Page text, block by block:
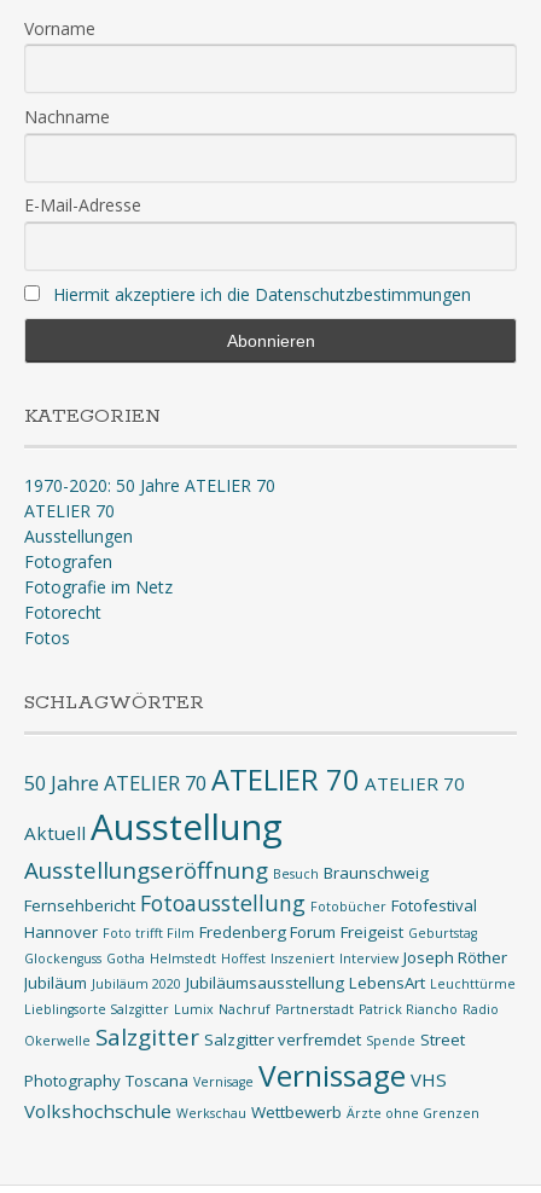
Vorname
Nachname
E-Mail-Adresse
Hiermit akzeptiere ich die Datenschutzbestimmungen
KATEGORIEN
1970-2020: 50 Jahre ATELIER 70
ATELIER 70
Ausstellungen
Fotografen
Fotografie im Netz
Fotorecht
Fotos
SCHLAGWÖRTER
50 Jahre ATELIER 70 ATELIER 70 ATELIER 70
Aktuell Ausstellung
Ausstellungseröffnung Besuch Braunschweig
Fernsehbericht Fotoausstellung Fotobücher Fotofestival
Hannover Foto trifft Film Fredenberg Forum Freigeist Geburtstag
Glockenguss Gotha Helmstedt Hoffest Inszeniert Interview Joseph Röther
Jubiläum Jubiläum 2020 Jubiläumsausstellung LebensArt Leuchttürme
Lieblingsorte Salzgitter Lumix Nachruf Partnerstadt Patrick Riancho Radio
Okerwelle Salzgitter Salzgitter verfremdet Spende Street
Photography Toscana Vernisage Vernissage VHS
Volkshochschule Werkschau Wettbewerb Ärzte ohne Grenzen